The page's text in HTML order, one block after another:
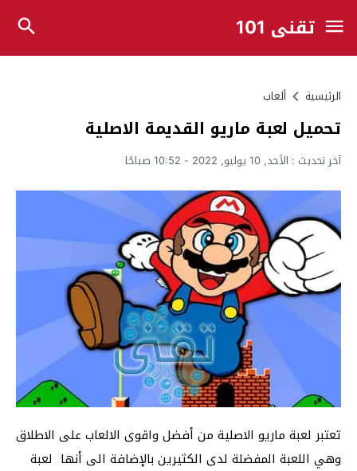
تقني 101
الرئيسية ألعاب
تحميل لعبة ماريو القديمة الاصلية
آخر تحديث : الأحد, 10 يوليو, 2022 - 10:52 صباحًا
تعتبر لعبة ماريو الاصلية من أفضل واقوى الالعاب على الاطلاق
وهي اللعبة المفضلة لدى الكثيرين بالإضافة الى أنها لعبة